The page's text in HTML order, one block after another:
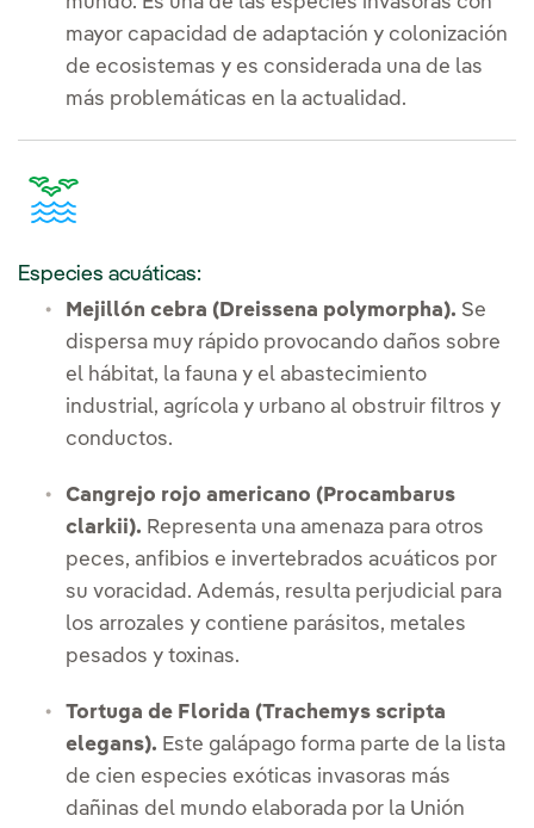
mayor capacidad de adaptación y colonización
de ecosistemas y es considerada una de las
más problemáticas en la actualidad.
Especies acuáticas:
Mejillón cebra (Dreissena polymorpha). Se
dispersa muy rápido provocando daños sobre
el hábitat, la fauna y el abastecimiento
industrial, agrícola y urbano al obstruir filtros y
conductos.
Cangrejo rojo americano (Procambarus
clarkii). Representa una amenaza para otros
peces, anfibios e invertebrados acuáticos por
su voracidad. Además, resulta perjudicial para
los arrozales y contiene parásitos, metales
pesados y toxinas.
Tortuga de Florida (Trachemys scripta
elegans). Este galápago forma parte de la lista
de cien especies exóticas invasoras más
dañinas del mundo elaborada por la Unión